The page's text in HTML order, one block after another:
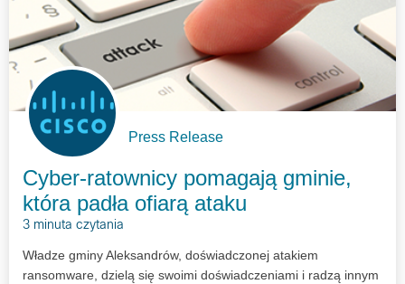
Press Release
Cyber-ratownicy pomagają gminie,
która padła ofiarą ataku
3 minuta czytania
Władze gminy Aleksandrów, doświadczonej atakiem
ransomware, dzielą się swoimi doświadczeniami i radzą innym